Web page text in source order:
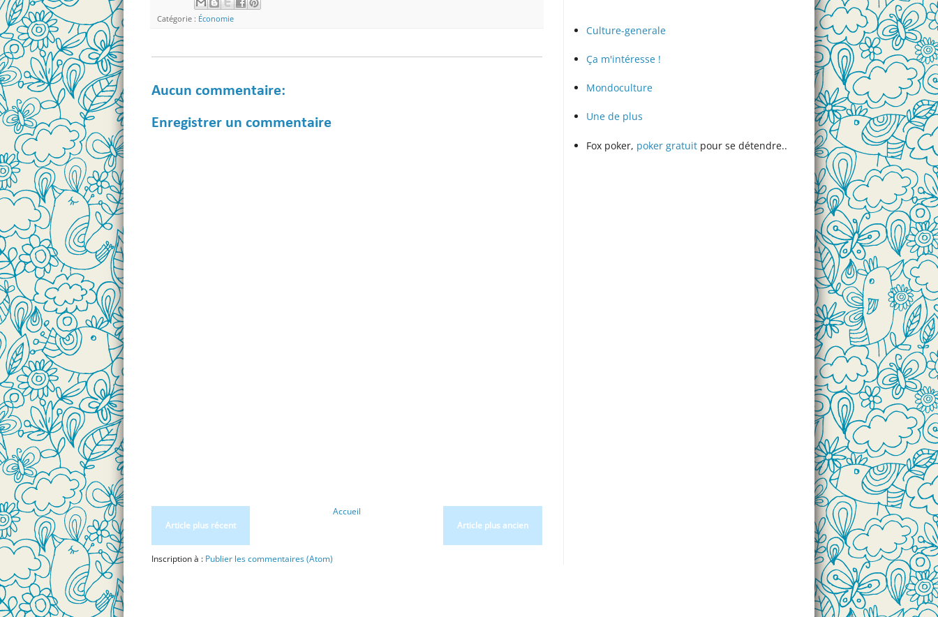
Catégorie : Économie
Aucun commentaire:
Enregistrer un commentaire
Article plus récent Article plus ancien
Accueil
Inscription à : Publier les commentaires (Atom)
Culture-generale
Ça m'intéresse !
Mondoculture
Une de plus
Fox poker, poker gratuit pour se détendre..